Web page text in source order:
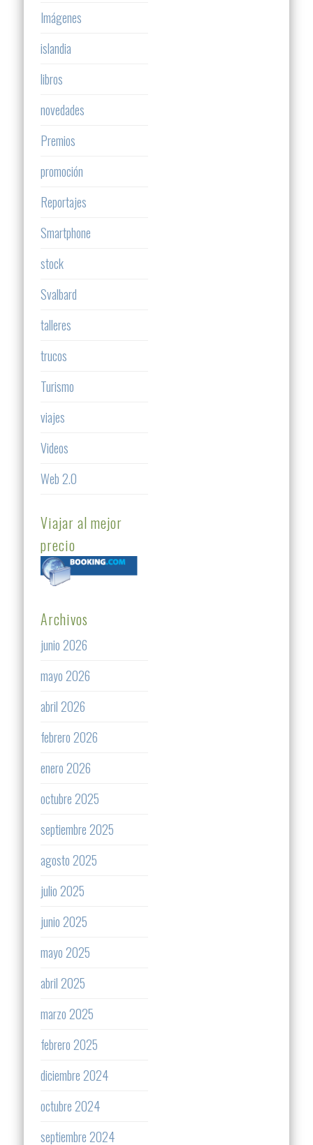
Imágenes
islandia
libros
novedades
Premios
promoción
Reportajes
Smartphone
stock
Svalbard
talleres
trucos
Turismo
viajes
Videos
Web 2.0
Viajar al mejor
precio
Archivos
junio 2026
mayo 2026
abril 2026
febrero 2026
enero 2026
octubre 2025
septiembre 2025
agosto 2025
julio 2025
junio 2025
mayo 2025
abril 2025
marzo 2025
febrero 2025
diciembre 2024
octubre 2024
septiembre 2024